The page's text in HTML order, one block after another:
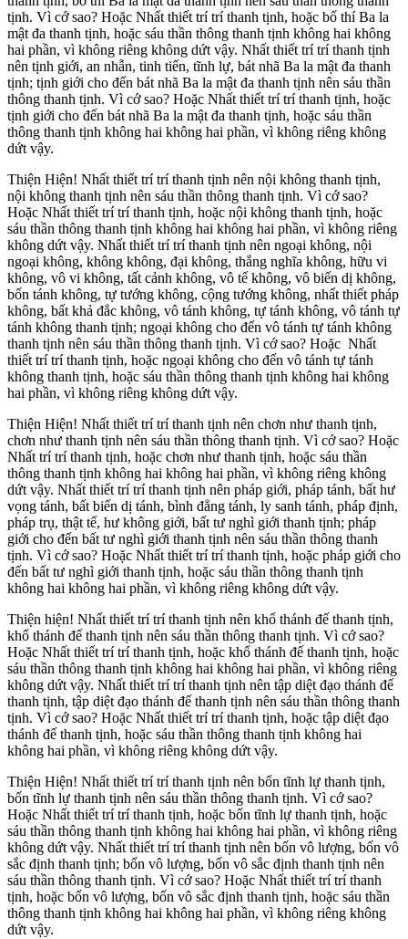
tịnh. Vì cớ sao? Hoặc Nhất thiết trí trí thanh tịnh, hoặc bố thí Ba la
mật đa thanh tịnh, hoặc sáu thần thông thanh tịnh không hai không
hai phần, vì không riêng không dứt vậy. Nhất thiết trí trí thanh tịnh
nên tịnh giới, an nhẫn, tinh tiến, tĩnh lự, bát nhã Ba la mật đa thanh
tịnh; tịnh giới cho đến bát nhã Ba la mật đa thanh tịnh nên sáu thần
thông thanh tịnh. Vì cớ sao? Hoặc Nhất thiết trí trí thanh tịnh, hoặc
tịnh giới cho đến bát nhã Ba la mật đa thanh tịnh, hoặc sáu thần
thông thanh tịnh không hai không hai phần, vì không riêng không
dứt vậy.
Thiện Hiện! Nhất thiết trí trí thanh tịnh nên nội không thanh tịnh,
nội không thanh tịnh nên sáu thần thông thanh tịnh. Vì cớ sao?
Hoặc Nhất thiết trí trí thanh tịnh, hoặc nội không thanh tịnh, hoặc
sáu thần thông thanh tịnh không hai không hai phần, vì không riêng
không dứt vậy. Nhất thiết trí trí thanh tịnh nên ngoại không, nội
ngoại không, không không, đại không, thắng nghĩa không, hữu vi
không, vô vi không, tất cảnh không, vô tế không, vô biến dị không,
bốn tánh không, tự tướng không, cộng tướng không, nhất thiết pháp
không, bất khả đắc không, vô tánh không, tự tánh không, vô tánh tự
tánh không thanh tịnh; ngoại không cho đến vô tánh tự tánh không
thanh tịnh nên sáu thần thông thanh tịnh. Vì cớ sao? Hoặc Nhất
thiết trí trí thanh tịnh, hoặc ngoại không cho đến vô tánh tự tánh
không thanh tịnh, hoặc sáu thần thông thanh tịnh không hai không
hai phần, vì không riêng không dứt vậy.
Thiện Hiện! Nhất thiết trí trí thanh tịnh nên chơn như thanh tịnh,
chơn như thanh tịnh nên sáu thần thông thanh tịnh. Vì cớ sao? Hoặc
Nhất trí trí thanh tịnh, hoặc chơn như thanh tịnh, hoặc sáu thần
thông thanh tịnh không hai không hai phần, vì không riêng không
dứt vậy. Nhất thiết trí trí thanh tịnh nên pháp giới, pháp tánh, bất hư
vọng tánh, bất biến dị tánh, bình đẳng tánh, ly sanh tánh, pháp định,
pháp trụ, thật tế, hư không giới, bất tư nghì giới thanh tịnh; pháp
giới cho đến bất tư nghì giới thanh tịnh nên sáu thần thông thanh
tịnh. Vì cớ sao? Hoặc Nhất thiết trí trí thanh tịnh, hoặc pháp giới cho
đến bất tư nghì giới thanh tịnh, hoặc sáu thần thông thanh tịnh
không hai không hai phần, vì không riêng không dứt vậy.
Thiện hiện! Nhất thiết trí trí thanh tịnh nên khổ thánh đế thanh tịnh,
khổ thánh đế thanh tịnh nên sáu thần thông thanh tịnh. Vì cớ sao?
Hoặc Nhất thiết trí trí thanh tịnh, hoặc khổ thánh đế thanh tịnh, hoặc
sáu thần thông thanh tịnh không hai không hai phần, vì không riêng
không dứt vậy. Nhất thiết trí trí thanh tịnh nên tập diệt đạo thánh đế
thanh tịnh, tập diệt đạo thánh đế thanh tịnh nên sáu thần thông thanh
tịnh. Vì cớ sao? Hoặc Nhất thiết trí trí thanh tịnh, hoặc tập diệt đạo
thánh đế thanh tịnh, hoặc sáu thần thông thanh tịnh không hai
không hai phần, vì không riêng không dứt vậy.
Thiện Hiện! Nhất thiết trí trí thanh tịnh nên bốn tĩnh lự thanh tịnh,
bốn tĩnh lự thanh tịnh nên sáu thần thông thanh tịnh. Vì cớ sao?
Hoặc Nhất thiết trí trí thanh tịnh, hoặc bốn tĩnh lự thanh tịnh, hoặc
sáu thần thông thanh tịnh không hai không hai phần, vì không riêng
không dứt vậy. Nhất thiết trí trí thanh tịnh nên bốn vô lượng, bốn vô
sắc định thanh tịnh; bốn vô lượng, bốn vô sắc định thanh tịnh nên
sáu thần thông thanh tịnh. Vì cớ sao? Hoặc Nhất thiết trí trí thanh
tịnh, hoặc bốn vô lượng, bốn vô sắc định thanh tịnh, hoặc sáu thần
thông thanh tịnh không hai không hai phần, vì không riêng không
dứt vậy.